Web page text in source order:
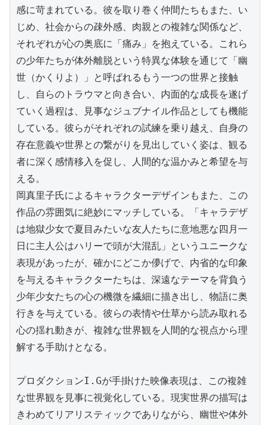
感に苛まれている。彼を取り巻く仲間たちもまた、い
じめ、社会からの疎外感、肉親との複雑な関係など、
それぞれが心の奥底に「痛み」を抱えている。これら
の少年たちが体外離脱という特異な体験を通じて「幽
世（かくりよ）」と呼ばれるもう一つの世界と接触
し、自らのトラウマと向き合い、内面的な成長を遂げ
ていく過程は、見事なジュブナイル作品としても機能
している。彼らがそれぞれの試練を乗り越え、自身の
存在意義や世界との繋がりを見出していく姿は、観る
者に深く感情移入を促し、人間的な温かみと希望を与
える。
岡真里子氏によるキャラクターデザインもまた、この
作品の雰囲気に絶妙にマッチしている。「キャラデザ
は地獄少女で夏目みたいな友人たちに意地悪な四月一
日に主人公はハリーで頭が大混乱」というユニークな
表現があったが、確かにどこか儚げで、内省的な印象
を与えるキャラクターたちは、深遠なテーマを背負う
少年少女たちの心の機微を繊細に描き出し、物語に奥
行きを与えている。彼らの表情や仕草から読み取れる
心の揺れ動きが、複雑な世界観を人間的な視点から理
解する手助けとなる。
プロダクションI.Gが手掛けた映像表現は、この複雑
な世界観を見事に視覚化している。現実世界の描写は
きわめてリアリスティックでありながら、幽世や体外